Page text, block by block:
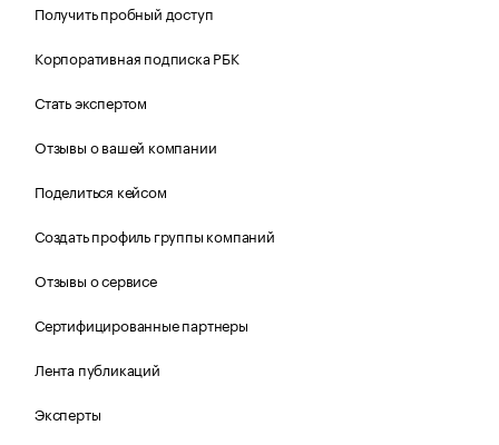
Получить пробный доступ
Корпоративная подписка РБК
Стать экспертом
Отзывы о вашей компании
Поделиться кейсом
Создать профиль группы компаний
Отзывы о сервисе
Сертифицированные партнеры
Лента публикаций
Эксперты